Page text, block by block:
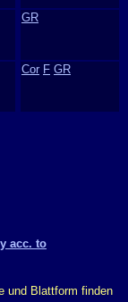
GR
Cor F GR
acc. to
und Blattform finden